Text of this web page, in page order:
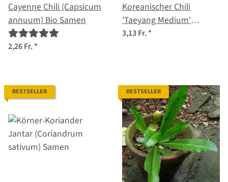
Cayenne Chili (Capsicum
annuum) Bio Samen
2,26 Fr.*
Koreanischer Chili
'Taeyang Medium'
(Capsicum annuum) Bio-
3,13 Fr.*
BESTSELLER BESTSELLER